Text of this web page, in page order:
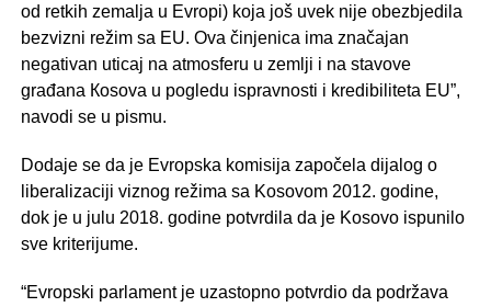
od retkih zemalja u Evropi) koja još uvek nije obezbjedila
bezvizni režim sa EU. Ova činjenica ima značajan
negativan uticaj na atmosferu u zemlji i na stavove
građana Кosova u pogledu ispravnosti i kredibiliteta EU”,
navodi se u pismu.
Dodaje se da je Evropska komisija započela dijalog o
liberalizaciji viznog režima sa Kosovom 2012. godine,
dok je u julu 2018. godine potvrdila da je Kosovo ispunilo
sve kriterijume.
“Evropski parlament je uzastopno potvrdio da podržava